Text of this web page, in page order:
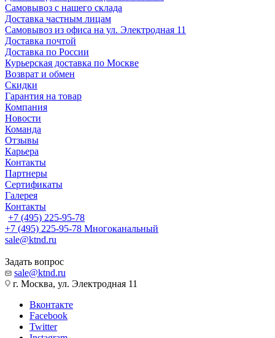
Самовывоз с нашего склада
Доставка частным лицам
Самовывоз из офиса на ул. Электродная 11
Доставка почтой
Доставка по России
Курьерская доставка по Москве
Возврат и обмен
Скидки
Гарантия на товар
Компания
Новости
Команда
Отзывы
Карьера
Контакты
Партнеры
Сертификаты
Галерея
Контакты
+7 (495) 225-95-78
+7 (495) 225-95-78 Многоканальный
sale@ktnd.ru
Задать вопрос
sale@ktnd.ru
г. Москва, ул. Электродная 11
Вконтакте
Facebook
Twitter